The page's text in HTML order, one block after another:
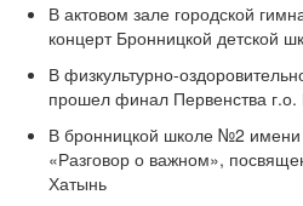
В актовом зале городской
концерт Бронницкой детской
В физкультурно-
прошел финал Первенства
В бронницкой школе №2
«Разговор о важном»,
Хатынь